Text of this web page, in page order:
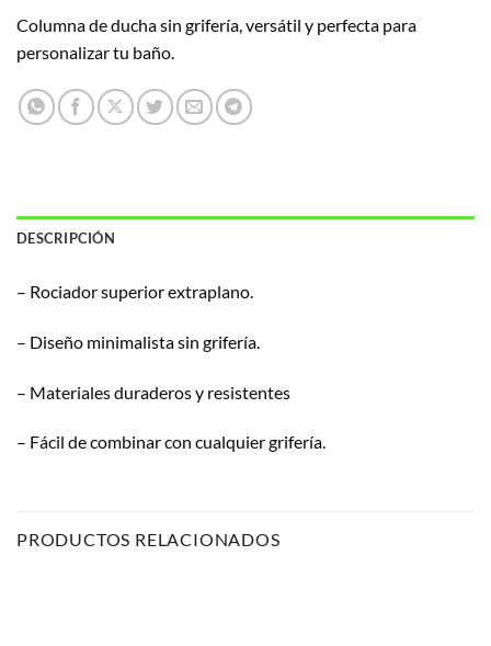
Columna de ducha sin grifería, versátil y perfecta para
personalizar tu baño.
DESCRIPCIÓN
– Rociador superior extraplano.
– Diseño minimalista sin grifería.
– Materiales duraderos y resistentes
– Fácil de combinar con cualquier grifería.
PRODUCTOS RELACIONADOS